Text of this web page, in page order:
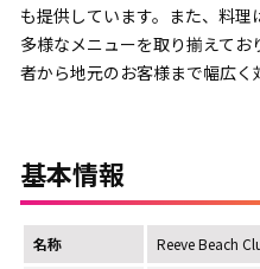
も提供しています。また、料
多様なメニューを取り揃えて
者から地元のお客様まで幅広く
基本情報
名称 Reeve Beach